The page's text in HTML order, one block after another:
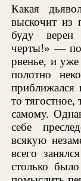
Какая
выскочит из
буду верен
черты!» —
рвенье, и уже
полотно
приближался
то тягостное,
самому.
себе
всякую
всего
столько